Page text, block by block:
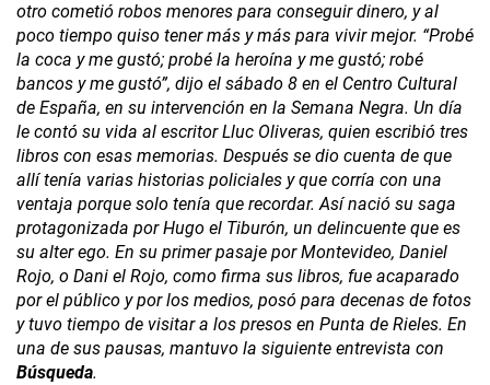
otro cometió robos menores para conseguir dinero, y al
poco tiempo quiso tener más y más para vivir mejor. “Probé
la coca y me gustó; probé la heroína y me gustó; robé
bancos y me gustó”, dijo el sábado 8 en el Centro Cultural
de España, en su intervención en la Semana Negra. Un día
le contó su vida al escritor Lluc Oliveras, quien escribió tres
libros con esas memorias. Después se dio cuenta de que
allí tenía varias historias policiales y que corría con una
ventaja porque solo tenía que recordar. Así nació su saga
protagonizada por Hugo el Tiburón, un delincuente que es
su alter ego. En su primer pasaje por Montevideo, Daniel
Rojo, o Dani el Rojo, como firma sus libros, fue acaparado
por el público y por los medios, posó para decenas de fotos
y tuvo tiempo de visitar a los presos en Punta de Rieles. En
una de sus pausas, mantuvo la siguiente entrevista con
Búsqueda.